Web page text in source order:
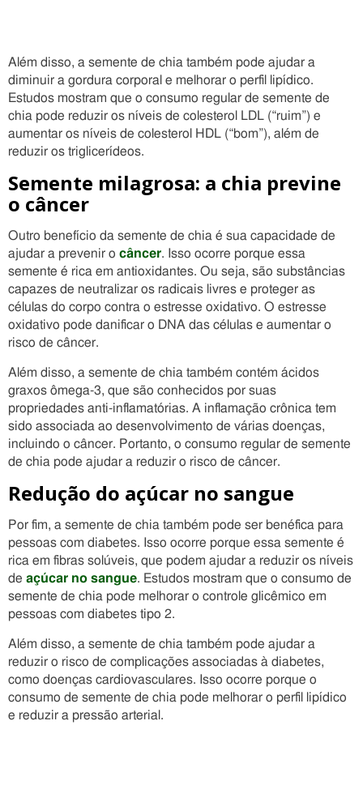
Além disso, a semente de chia também pode ajudar a
diminuir a gordura corporal e melhorar o perfil lipídico.
Estudos mostram que o consumo regular de semente de
chia pode reduzir os níveis de colesterol LDL (“ruim”) e
aumentar os níveis de colesterol HDL (“bom”), além de
reduzir os triglicerídeos.
Semente milagrosa: a chia previne
o câncer
Outro benefício da semente de chia é sua capacidade de
ajudar a prevenir o câncer. Isso ocorre porque essa
semente é rica em antioxidantes. Ou seja, são substâncias
capazes de neutralizar os radicais livres e proteger as
células do corpo contra o estresse oxidativo. O estresse
oxidativo pode danificar o DNA das células e aumentar o
risco de câncer.
Além disso, a semente de chia também contém ácidos
graxos ômega-3, que são conhecidos por suas
propriedades anti-inflamatórias. A inflamação crônica tem
sido associada ao desenvolvimento de várias doenças,
incluindo o câncer. Portanto, o consumo regular de semente
de chia pode ajudar a reduzir o risco de câncer.
Redução do açúcar no sangue
Por fim, a semente de chia também pode ser benéfica para
pessoas com diabetes. Isso ocorre porque essa semente é
rica em fibras solúveis, que podem ajudar a reduzir os níveis
de açúcar no sangue. Estudos mostram que o consumo de
semente de chia pode melhorar o controle glicêmico em
pessoas com diabetes tipo 2.
Além disso, a semente de chia também pode ajudar a
reduzir o risco de complicações associadas à diabetes,
como doenças cardiovasculares. Isso ocorre porque o
consumo de semente de chia pode melhorar o perfil lipídico
e reduzir a pressão arterial.